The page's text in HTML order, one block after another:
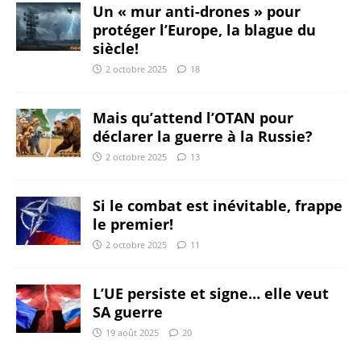
Un « mur anti-drones » pour
protéger l’Europe, la blague du
siècle!
2 octobre 2025 18
Mais qu’attend l’OTAN pour
déclarer la guerre à la Russie?
2 octobre 2025 13
Si le combat est inévitable, frappe
le premier!
2 octobre 2025 11
L’UE persiste et signe… elle veut
SA guerre
19 août 2025 20